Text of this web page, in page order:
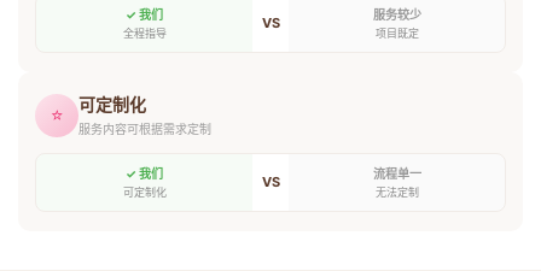
✓ 我们
全程指导
VS 服务较少
项目既定
⭐ 可定制化
服务内容可根据需求定制
✓ 我们
可定制化
VS 流程单一
无法定制